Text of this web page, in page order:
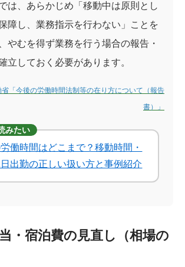
は、あらかじめ「移動中は原則とし
障し、業務指示を行わない」ことを
やむを得ず業務を行う場合の報告・
立しておく必要があります。
「今後の労働時間法制等の在り方について（報告
書）」
みたい
働時間はどこまで？移動時間・
出勤の正しい扱い方と事例紹介
・宿泊費の見直し（相場の